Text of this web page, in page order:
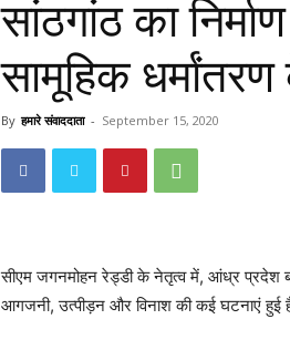
सांठगांठ का
सामूहिक
By हमारे संवाददाता - September 15, 2020
सीएम जगनमोहन रेड्डी के नेतृत्व में, आंध्र प्रदेश बड़े
आगजनी, उत्पीड़न और विनाश की कई घटनाएं हुई